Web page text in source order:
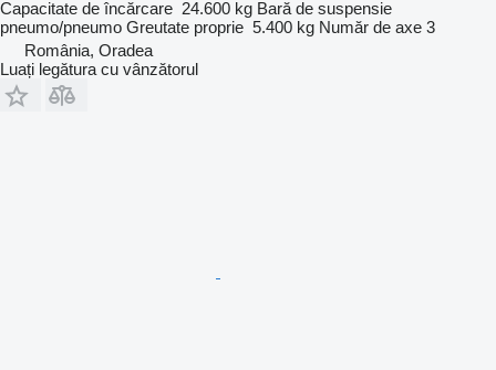
Capacitate de încărcare 24.600 kg Bară de suspensie
pneumo/pneumo Greutate proprie 5.400 kg Număr de axe 3
România, Oradea
Luați legătura cu vânzătorul